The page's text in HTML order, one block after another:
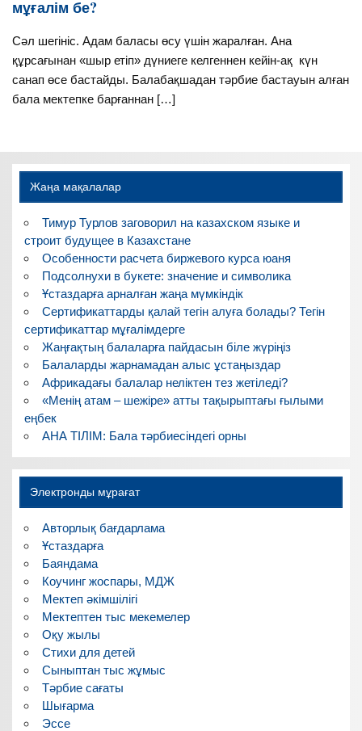
мұғалім бе?
Сәл шегініс. Адам баласы өсу үшін жаралған. Ана
құрсағынан «шыр етіп» дүниеге келгеннен кейін-ақ күн
санап өсе бастайды. Балабақшадан тәрбие бастауын алған
бала мектепке барғаннан […]
Жаңа мақалалар
Тимур Турлов заговорил на казахском языке и
строит будущее в Казахстане
Особенности расчета биржевого курса юаня
Подсолнухи в букете: значение и символика
Ұстаздарға арналған жаңа мүмкіндік
Сертификаттарды қалай тегін алуға болады? Тегін
сертификаттар мұғалімдерге
Жаңғақтың балаларға пайдасын біле жүріңіз
Балаларды жарнамадан алыс ұстаңыздар
Африкадағы балалар неліктен тез жетіледі?
«Менің атам – шежіре» атты тақырыптағы ғылыми
еңбек
АНА ТІЛІМ: Бала тәрбиесіндегі орны
Электронды мұрағат
Авторлық бағдарлама
Ұстаздарға
Баяндама
Коучинг жоспары, МДЖ
Мектеп әкімшілігі
Мектептен тыс мекемелер
Оқу жылы
Стихи для детей
Сыныптан тыс жұмыс
Тәрбие сағаты
Шығарма
Эссе